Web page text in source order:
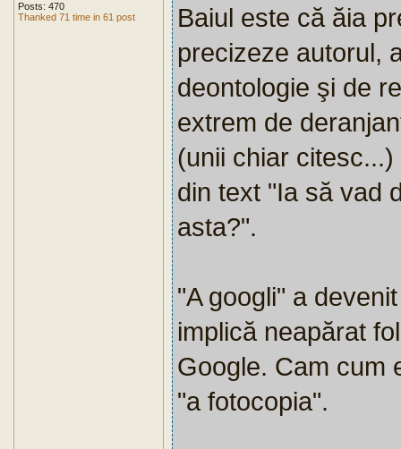
Posts: 470
Thanked 71 time in 61 post
Baiul este că ăia
precizeze autorul,
deontologie şi de
extrem de
(unii chiar
din text "Ia să vad
asta?".
"A googli" a
implică neapărat
Google. Cam cum
"a fotocopia".